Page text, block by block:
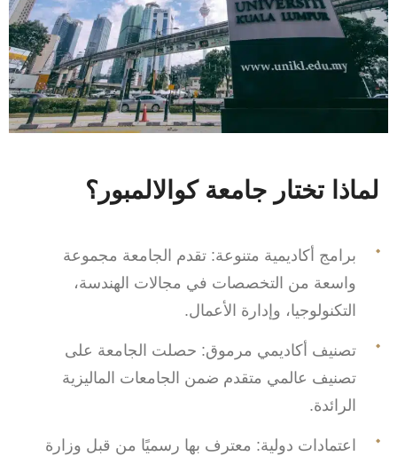
لماذا تختار جامعة كوالالمبور ؟
برامج أكاديمية متنوعة: تقدم الجامعة مجموعة
واسعة من التخصصات في مجالات الهندسة،
التكنولوجيا، وإدارة الأعمال.
تصنيف أكاديمي مرموق: حصلت الجامعة على
تصنيف عالمي متقدم ضمن الجامعات الماليزية
الرائدة.
اعتمادات دولية: معترف بها رسميًا من قبل وزارة